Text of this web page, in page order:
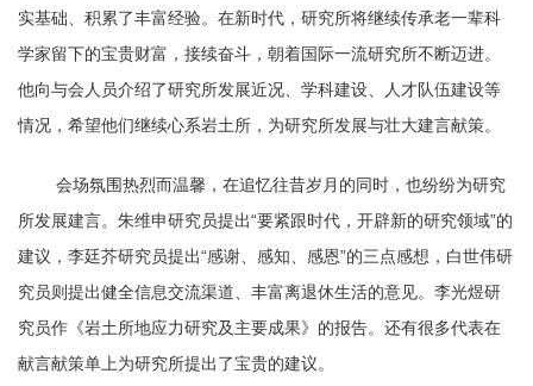
实基础、积累了丰富经验。在新时代，研究所将继续传承老一辈科
学家留下的宝贵财富，接续奋斗，朝着国际一流研究所不断迈进。
他向与会人员介绍了研究所发展近况、学科建设、人才队伍建设等
情况，希望他们继续心系岩土所，为研究所发展与壮大建言献策。
会场氛围热烈而温馨，在追忆往昔岁月的同时，也纷纷为研究
所发展建言。朱维申研究员提出“要紧跟时代，开辟新的研究领域”的
建议，李廷芥研究员提出“感谢、感知、感恩”的三点感想，白世伟研
究员则提出健全信息交流渠道、丰富离退休生活的意见。李光煜研
究员作《岩土所地应力研究及主要成果》的报告。还有很多代表在
献言献策单上为研究所提出了宝贵的建议。